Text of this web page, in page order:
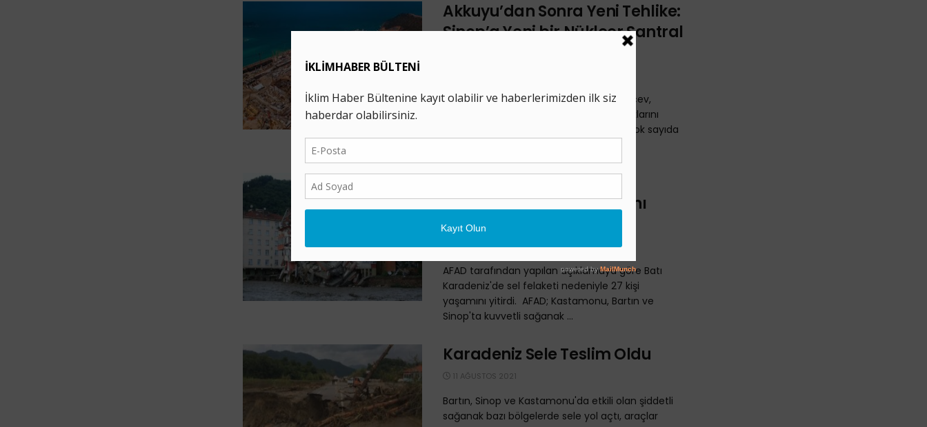
Akkuyu’dan Sonra Yeni Tehlike:
Sinop’a Yeni bir Nükleer Santral
Rosatom'un Genel Müdürü Aleksey Lihaçev,
Sinop’ta yeni bir nükleer santral yapacaklarını
duyurdu. Başta yöre halkı olmak üzere çok sayıda
Nedeniyle 27 Kişi Yaşamını
Yitirdi
13 AĞUSTOS 2021
AFAD tarafından yapılan açıklamaya göre Batı
Karadeniz'de sel felaketi nedeniyle 27 kişi
yaşamını yitirdi. AFAD; Kastamonu, Bartın ve
Sinop'ta kuvvetli sağanak ...
Karadeniz Sele Teslim Oldu
11 AĞUSTOS 2021
Bartın, Sinop ve Kastamonu'da etkili olan şiddetli
sağanak bazı bölgelerde sele yol açtı, araçlar